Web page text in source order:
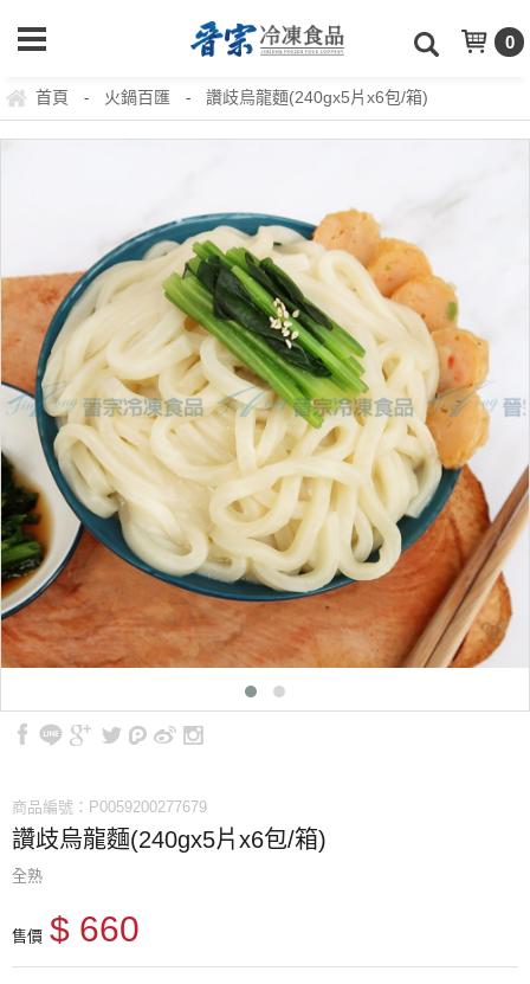
0
首頁 - 火鍋百匯 - 讚歧烏龍麵(240gx5片x6包/箱)
商品編號：P0059200277679
讚歧烏龍麵(240gx5片x6包/箱)
全熟
售價 $ 660